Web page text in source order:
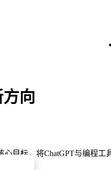
向
目标，将ChatGPT与编程工